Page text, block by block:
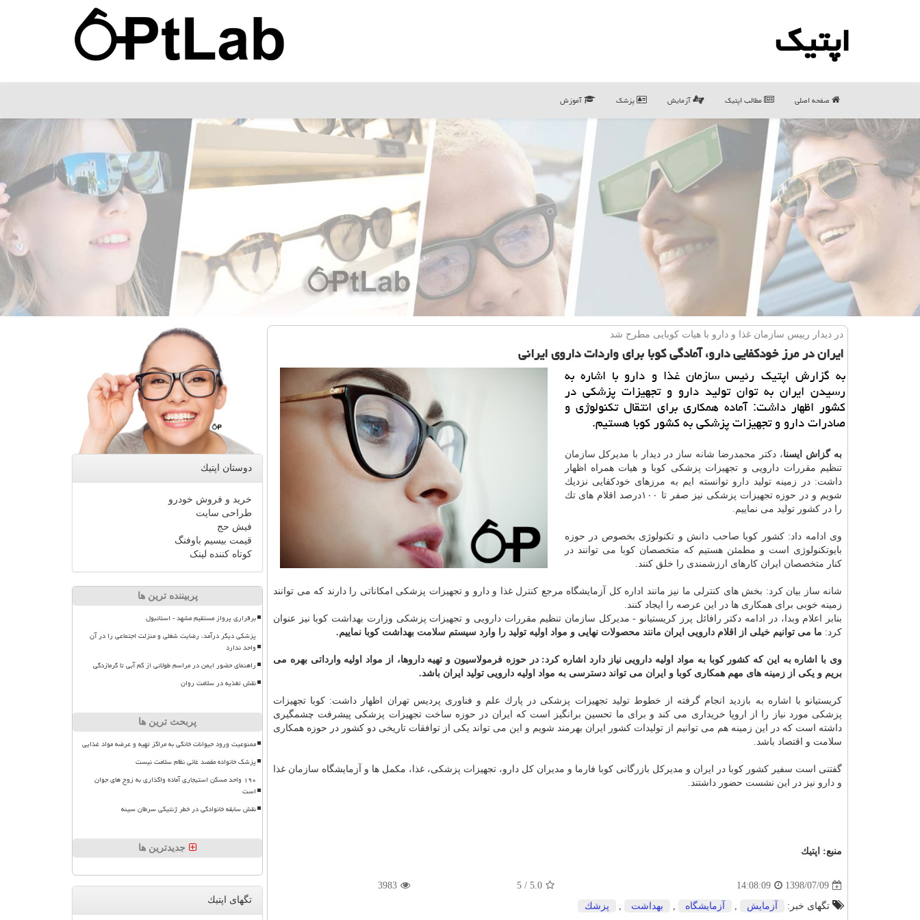
اپتیك
صفحه اصلی مطالب اپتیك آزمایش پزشک آموزش
در دیدار رییس سازمان غذا و دارو با هیات كوبایی مطرح شد
ایران در مرز خودكفایی دارو، آمادگی كوبا برای واردات داروی ایرانی
به گزارش اپتیك رئیس سازمان غذا و دارو با اشاره به
رسیدن ایران به توان تولید دارو و تجهیزات پزشكی در
كشور اظهار داشت: آماده همكاری برای انتقال تكنولوژی و
صادرات دارو و تجهیزات پزشكی به كشور كوبا هستیم.
به گزاش ایسنا، دكتر محمدرضا شانه ساز در دیدار با مدیركل سازمان
تنظیم مقررات دارویی و تجهیزات پزشكی كوبا و هیات همراه اظهار
داشت: در زمینه تولید دارو توانسته ایم به مرزهای خودكفایی نزدیك
شویم و در حوزه تجهیزات پزشكی نیز صفر تا ۱۰۰درصد اقلام های تك
را در كشور تولید می نماییم.
وی ادامه داد: كشور كوبا صاحب دانش و تكنولوژی بخصوص در حوزه
بایوتكنولوژی است و مطمئن هستیم كه متخصصان كوبا می توانند در
كنار متخصصان ایران كارهای ارزشمندی را خلق كنند.
شانه ساز بیان كرد: بخش های كنترلی ما نیز مانند اداره كل آزمایشگاه مرجع كنترل غذا و دارو و تجهیزات پزشكی امكاناتی را دارند كه می توانند
زمینه خوبی برای همكاری ها در این عرصه را ایجاد كنند.
بنابر اعلام وبدا، در ادامه دكتر رافائل پرز كریستیانو - مدیركل سازمان تنظیم مقررات دارویی و تجهیزات پزشكی وزارت بهداشت كوبا نیز عنوان
كرد: ما می توانیم خیلی از اقلام دارویی ایران مانند محصولات نهایی و مواد اولیه تولید را وارد سیستم سلامت بهداشت كوبا نماییم.
وی با اشاره به این كه كشور كوبا به مواد اولیه دارویی نیاز دارد اشاره كرد: در حوزه فرمولاسیون و تهیه داروها، از مواد اولیه وارداتی بهره می
بریم و یكی از زمینه های مهم همكاری كوبا و ایران می تواند دسترسی به مواد اولیه دارویی تولید ایران باشد.
كریستیانو با اشاره به بازدید انجام گرفته از خطوط تولید تجهیزات پزشكی در پارك علم و فناوری پردیس تهران اظهار داشت: كوبا تجهیزات
پزشكی مورد نیاز را از اروپا خریداری می كند و برای ما تحسین برانگیز است كه ایران در حوزه ساخت تجهیزات پزشكی پیشرفت چشمگیری
داشته است كه در این زمینه هم می توانیم از تولیدات كشور ایران بهرمند شویم و این می تواند یكی از توافقات تاریخی دو كشور در حوزه همكاری
سلامت و اقتصاد باشد.
گفتنی است سفیر كشور كوبا در ایران و مدیركل بازرگانی كوبا فارما و مدیران كل دارو، تجهیزات پزشكی، غذا، مكمل ها و آزمایشگاه سازمان غذا
و دارو نیز در این نشست حضور داشتند.
منبع: اپتیك
1398/07/09
14:08:09
5.0
/
5
3983
تگهای خبر: آزمایش , آزمایشگاه , بهداشت , پزشك
دوستان اپتیك
خرید و فروش خودرو
طراحی سایت
فیش حج
قیمت بیسیم باوفنگ
کوتاه کننده لینک
پربیننده ترین ها
برقراری پرواز مستقیم مشهد - استانبول
پزشکی دیگر درآمد، رضایت شغلی و منزلت اجتماعی را در آن
واحد ندارد
راهنمای حضور ایمن در مراسم طولانی از کم آبی تا گرمازدگی
نقش تغذیه در سلامت روان
پربحث ترین ها
ممنوعیت ورود حیوانات خانگی به مراکز تهیه و عرضه مواد غذایی
پزشک خانواده مقصد غائی نظام سلامت نیست
۱۹۰ واحد مسکن استیجاری آماده واگذاری به زوج های جوان
است
نقش سابقه خانوادگی در خطر ژنتیکی سرطان سینه
جدیدترین ها
تگهای اپتیك